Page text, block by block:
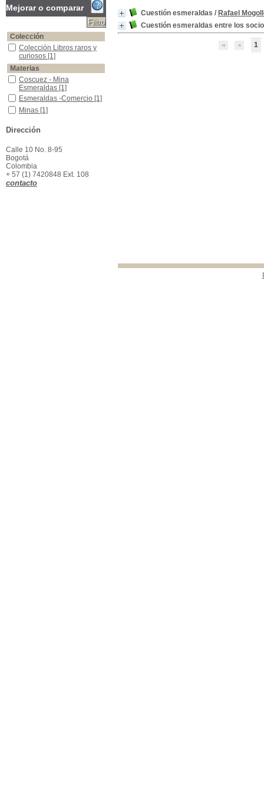
Cuestión esmeraldas / Rafael
Cuestión esmeraldas entre los
1
Mejorar o comparar
Colección
Colección Libros raros y curiosos
Colección Libros raros y
curiosos [1]
Materias
Coscuez - Mina Esmeraldas
Coscuez - Mina
Esmeraldas [1]
Esmeraldas -Comercio
Esmeraldas -Comercio [1]
MinasMinas [1]
Esmeraldas
Comercio[1]
RoboRobo
Dirección
Calle 10 No. 8-95
Bogotá
Colombia
+ 57 (1) 7420848 Ext. 108
contacto